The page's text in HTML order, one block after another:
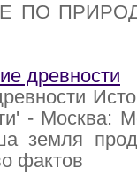
ПО
древности
- Москва:
земля
фактов